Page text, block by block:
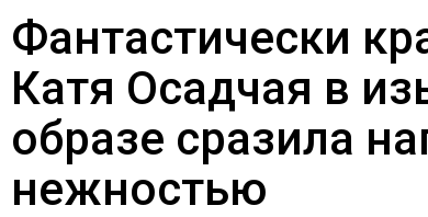
Фантастически
Катя Осадчая в
образе сразила
нежностью